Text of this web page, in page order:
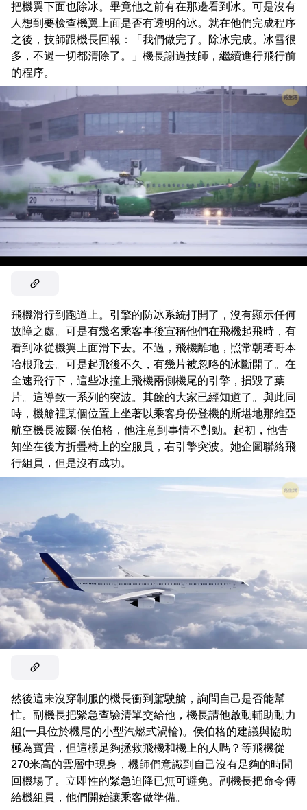
把機翼下面也除冰。畢竟他之前有在那邊看到冰。可是沒有
人想到要檢查機翼上面是否有透明的冰。就在他們完成程序
之後，技師跟機長回報：「我們做完了。除冰完成。冰雪很
多，不過一切都清除了。」機長謝過技師，繼續進行飛行前
的程序。
飛機滑行到跑道上。引擎的防冰系統打開了，沒有顯示任何
故障之處。可是有幾名乘客事後宣稱他們在飛機起飛時，有
看到冰從機翼上面滑下去。不過，飛機離地，照常朝著哥本
哈根飛去。可是起飛後不久，有幾片被忽略的冰斷開了。在
全速飛行下，這些冰撞上飛機兩側機尾的引擎，損毀了葉
片。這導致一系列的突波。其餘的大家已經知道了。與此同
時，機艙裡某個位置上坐著以乘客身份登機的斯堪地那維亞
航空機長波爾·侯伯格，他注意到事情不對勁。起初，他告
知坐在後方折疊椅上的空服員，右引擎突波。她企圖聯絡飛
行組員，但是沒有成功。
然後這未沒穿制服的機長衝到駕駛艙，詢問自己是否能幫
忙。副機長把緊急查驗清單交給他，機長請他啟動輔助動力
組(一具位於機尾的小型汽燃式渦輪)。侯伯格的建議與協助
極為寶貴，但這樣足夠拯救飛機和機上的人嗎？等飛機從
270米高的雲層中現身，機師們意識到自己沒有足夠的時間
回機場了。立即性的緊急迫降已無可避免。副機長把命令傳
給機組員，他們開始讓乘客做準備。